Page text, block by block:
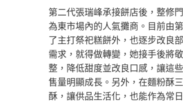
第二代張瑞峰承接餅店後，整修
為東市場內的人氣攤商。目前由
了主打祭祀糕餅外，也逐步改良
需求，就得做轉變，她接手後將
整，降低甜度並改良口感，讓這
售量明顯成長。另外，在麵粉酥
酥，讓供品生活化，也能作為常